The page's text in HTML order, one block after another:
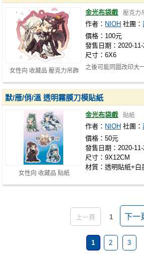
女性向 收藏品 壓克力吊飾
金光布袋戲 壓克力
作者： NIOH 社團：
價格：100元
發售日期：2020-
尺寸：6X6
之後可能同圖改印大
女性向 收藏品 貼紙
默/雁/俏/溫 透明霧膜刀模貼紙
金光布袋戲 貼紙
作者： NIOH 社團：
價格：50元
發售日期：2020-
尺寸：9X12CM
材質：透明貼紙+白
上一頁 1 下一
1 2 3